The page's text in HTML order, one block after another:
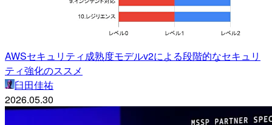
AWSセキュリティ成熟度モデルv2による段階的なセキュリ
ティ強化のススメ
臼田佳祐
2026.05.30